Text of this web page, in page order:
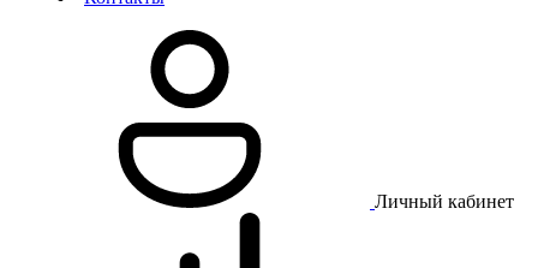
Личный кабинет